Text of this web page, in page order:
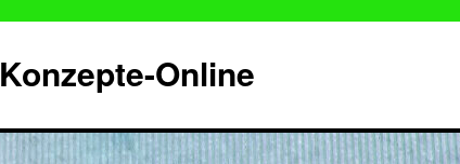
Konzepte-Online